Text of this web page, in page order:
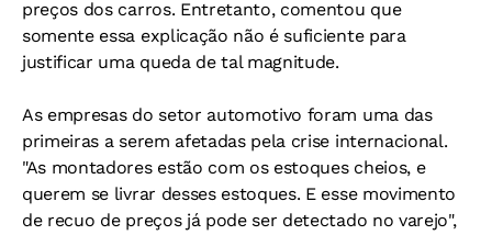
preços dos carros. Entretanto, comentou que
somente essa explicação não é suficiente para
justificar uma queda de tal magnitude.
As empresas do setor automotivo foram uma das
primeiras a serem afetadas pela crise internacional.
"As montadores estão com os estoques cheios, e
querem se livrar desses estoques. E esse movimento
de recuo de preços já pode ser detectado no varejo",